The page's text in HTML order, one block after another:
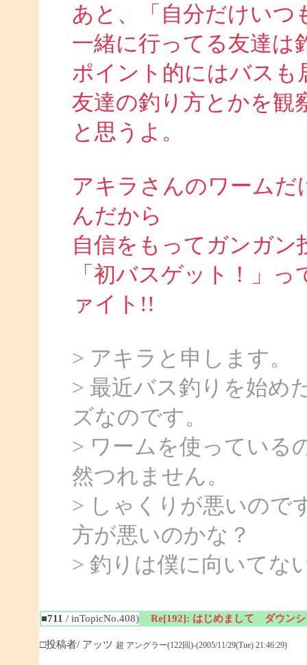
あと、「自分だけいつ
一緒に行ってる友達は
ポイント的にはバスも
友達の釣り方とかを観
と思うよ。
アキラさんのワーム
んだから
自信をもってガンガ
「初バスゲット！」
ァイト!!
> アキラと申します。
> 最近バス釣りを始め
ズなのです。
> ワームを使っている
然つれません。
> しゃくりが悪いので
方が悪いのかな？
> 釣りは僕に向いてな
■711 / inTopicNo.408) Re[192]: はじめまして ダウンシ
□投稿者/ アッツ 超 アングラー(122回)-(2005/11/29(Tue) 21:46:29)